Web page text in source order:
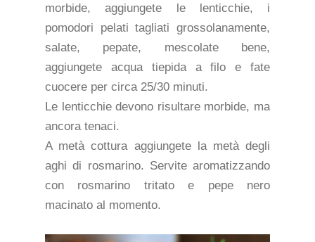
morbide, aggiungete le lenticchie, i
pomodori pelati tagliati grossolanamente,
salate, pepate, mescolate bene,
aggiungete acqua tiepida a filo e fate
cuocere per circa 25/30 minuti.
Le lenticchie devono risultare morbide, ma
ancora tenaci.
A metà cottura aggiungete la metà degli
aghi di rosmarino. Servite aromatizzando
con rosmarino tritato e pepe nero
macinato al momento.